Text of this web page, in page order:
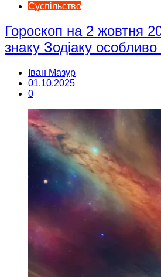
Суспільство
Гороскоп на 2 жовтня
знаку Зодіаку
Іван Мазур
01.10.2025
0